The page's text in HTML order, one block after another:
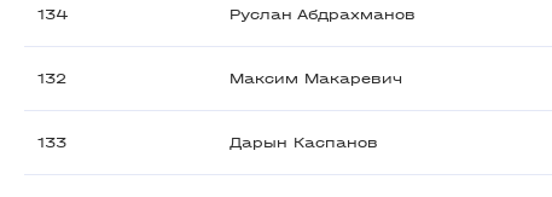
134 Руслан Абдрахманов
132 Максим Макаревич
133 Дарын Каспанов